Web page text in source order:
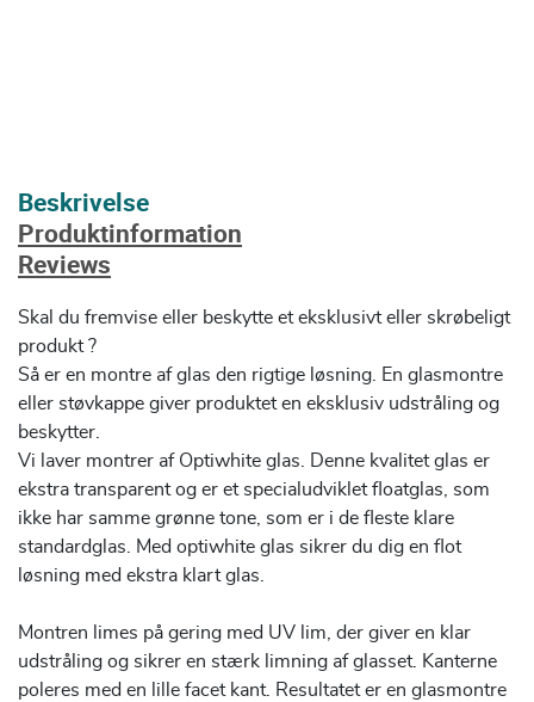
Beskrivelse
Produktinformation
Reviews
Skal du fremvise eller beskytte et eksklusivt eller skrøbeligt
produkt ?
Så er en montre af glas den rigtige løsning. En glasmontre
eller støvkappe giver produktet en eksklusiv udstråling og
beskytter.
Vi laver montrer af Optiwhite glas. Denne kvalitet glas er
ekstra transparent og er et specialudviklet floatglas, som
ikke har samme grønne tone, som er i de fleste klare
standardglas. Med optiwhite glas sikrer du dig en flot
løsning med ekstra klart glas.
Montren limes på gering med UV lim, der giver en klar
udstråling og sikrer en stærk limning af glasset. Kanterne
poleres med en lille facet kant. Resultatet er en glasmontre